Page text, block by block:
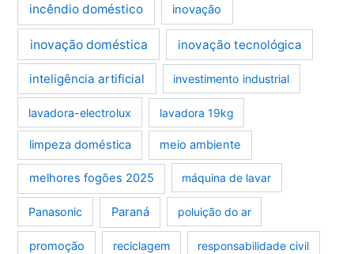
incêndio doméstico inovação
inovação doméstica inovação tecnológica
inteligência artificial investimento industrial
lavadora-electrolux lavadora 19kg
limpeza doméstica meio ambiente
melhores fogões 2025 máquina de lavar
Panasonic Paraná poluição do ar
promoção reciclagem responsabilidade civil